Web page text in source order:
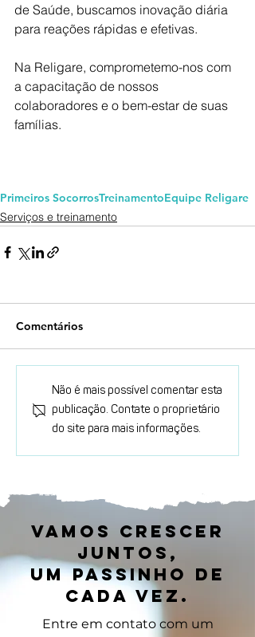
de Saúde, buscamos inovação diária
para reações rápidas e efetivas.
Na Religare, comprometemo-nos com
a capacitação de nossos
colaboradores e o bem-estar de suas
famílias.
Primeiros SocorrosTreinamentoEquipe Religare
Serviços e treinamento
Comentários
Não é mais possível comentar esta
publicação. Contate o proprietário
do site para mais informações.
Vamos crescer
juntos,
um passinho de
cada vez.
Entre em contato com um